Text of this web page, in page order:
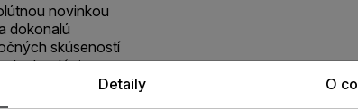
novinkou
dokonalú
skúseností
technológiou
prirodzenej
Detaily O